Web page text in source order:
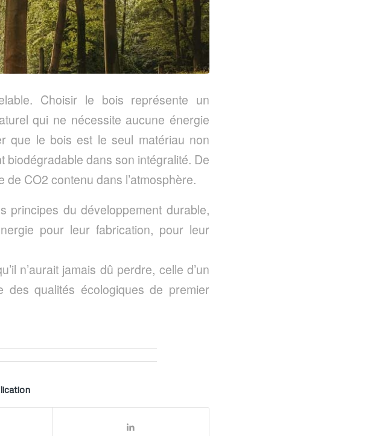
Choisir le bois représente un
qui ne nécessite aucune énergie
que le bois est le seul matériau non
biodégradable dans son intégralité. De
CO2 contenu dans l’atmosphère.
principes du développement durable,
pour leur fabrication, pour leur
n’aurait jamais dû perdre, celle d’un
des qualités écologiques de premier